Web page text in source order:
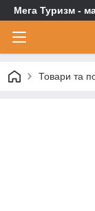
Мега Туризм -
Товари та